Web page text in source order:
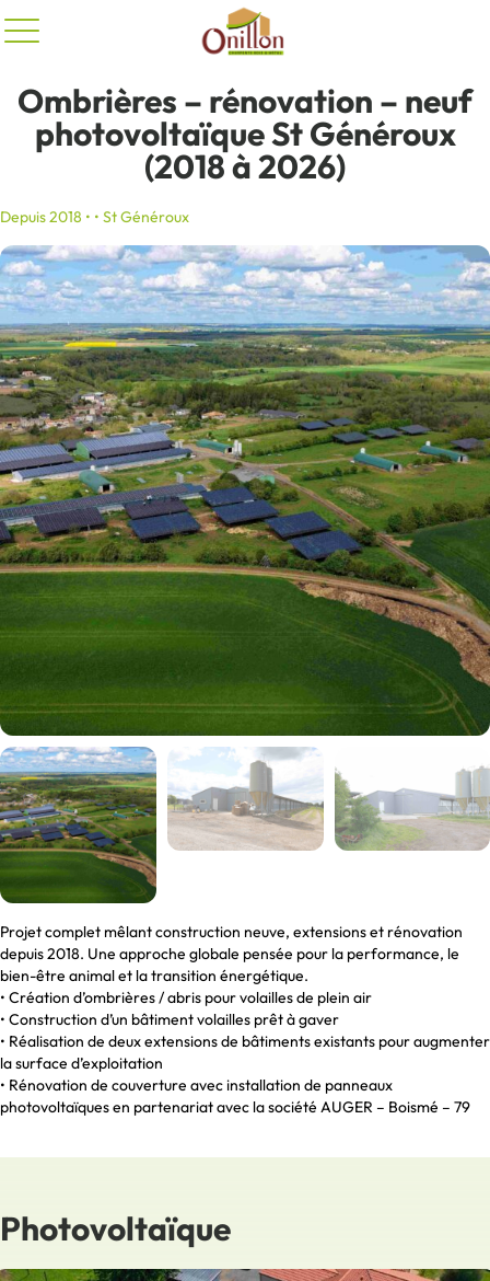
Ombrières – rénovation – neuf
photovoltaïque St Généroux
(2018 à 2026)
Depuis 2018 • • St Généroux
Projet complet mêlant construction neuve, extensions et rénovation
depuis 2018. Une approche globale pensée pour la performance, le
bien-être animal et la transition énergétique.
• Création d’ombrières / abris pour volailles de plein air
• Construction d’un bâtiment volailles prêt à gaver
• Réalisation de deux extensions de bâtiments existants pour augmenter
la surface d’exploitation
• Rénovation de couverture avec installation de panneaux
photovoltaïques en partenariat avec la société AUGER – Boismé – 79
Photovoltaïque